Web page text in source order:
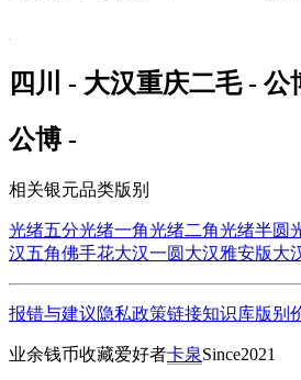
四川 - 大汉重庆二毛 - 公
公博 -
相关银元品类版别
光绪五分光绪一角光绪二角光绪半圆
汉五角佛手花大汉一圆 大汉雅安版大
报错与建议隐私政策链接知识库版别
业余钱币收藏爱好者卡泉Since2021